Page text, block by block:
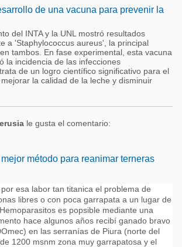
de una vacuna para prevenir la
del INTA y la UNL mostró resultados
a 'Staphylococcus aureus', la principal
tambos. En fase experimental, esta vacuna
la incidencia de las infecciones
de un logro científico significativo para el
la calidad de la leche y disminuir
le gusta el comentario:
método para reanimar terneras
esa labor tan titanica el problema de
libres o con poca garrapata a un lugar de
es popsible mediante una
hace algunos años recibí ganado bravo
en las serranías de Piura (norte del
1200 msnm zona muy garrapatosa y el